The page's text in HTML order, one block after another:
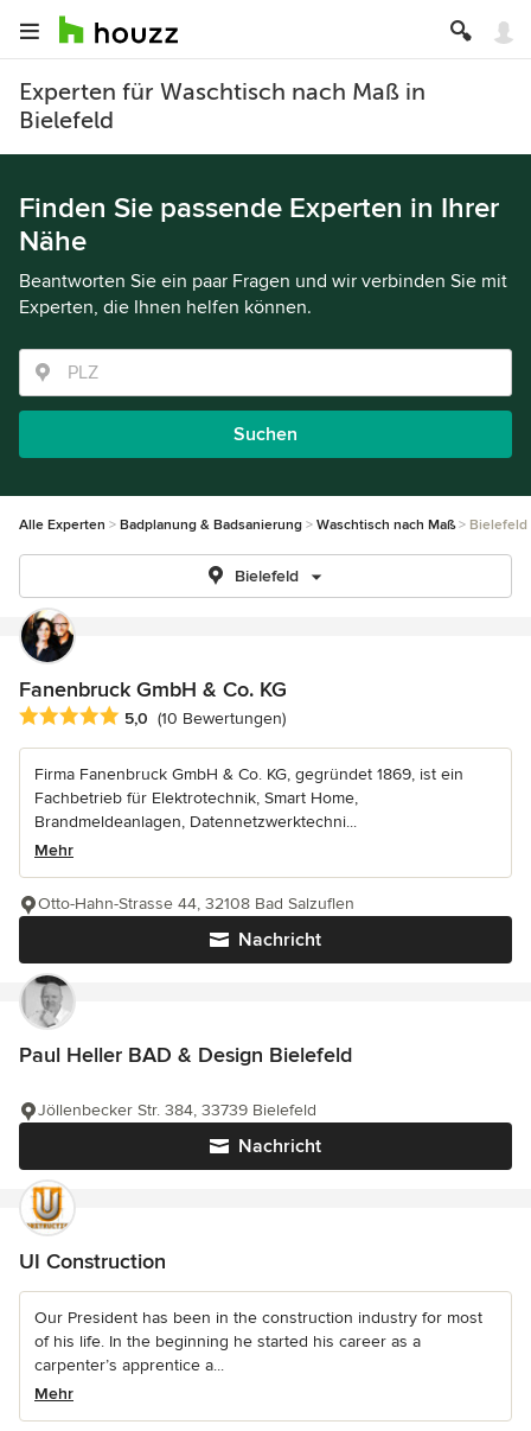
Experten für Waschtisch nach Maß in
Bielefeld
Finden Sie passende Experten in Ihrer
Nähe
Beantworten Sie ein paar Fragen und wir verbinden Sie mit
Experten, die Ihnen helfen können.
Suchen
Alle Experten Badplanung & Badsanierung Waschtisch nach Maß Bielefeld
Bielefeld
Fanenbruck GmbH & Co. KG
Durchschnittliche Bewertung: 5 von 5 Sternen
5,0 (10 Bewertungen)
Firma Fanenbruck GmbH & Co. KG, gegründet 1869, ist ein
Fachbetrieb für Elektrotechnik, Smart Home,
Brandmeldeanlagen, Datennetzwerktechni...
Mehr
Nachricht
Otto-Hahn-Strasse 44, 32108 Bad Salzuflen
Paul Heller BAD & Design Bielefeld
Nachricht
Jöllenbecker Str. 384, 33739 Bielefeld
UI Construction
Our President has been in the construction industry for most
of his life. In the beginning he started his career as a
carpenter’s apprentice a...
Mehr